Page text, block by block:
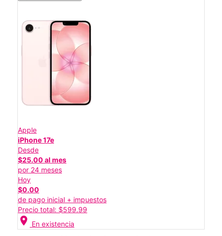
Apple
iPhone 17e
Desde
$25.00 al mes
por 24 meses
Hoy
$0.00
de pago inicial + impuestos
Precio total: $599.99
location_on En existencia